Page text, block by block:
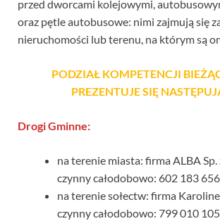
przed dworcami kolejowymi,
oraz pętle autobusowe: nimi zajmują się
nieruchomości lub terenu, na którym są
PODZIAŁ KOMPETENCJI
PREZENTUJE SIĘ
Drogi Gminne:
na terenie miasta: firma ALBA Sp.
czynny całodobowo: 602 183 656
na terenie sołectw: firma
czynny całodobowo: 799 010 105